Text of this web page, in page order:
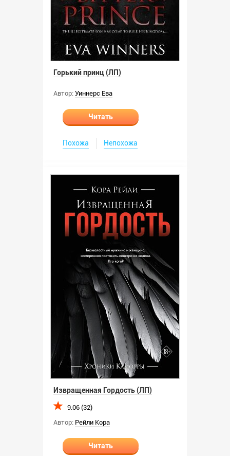
Горький принц (ЛП)
Автор: Уиннерс Ева
Читать
Похожа Непохожа
Извращенная Гордость (ЛП)
9.06 (32)
Автор: Рейли Кора
Читать